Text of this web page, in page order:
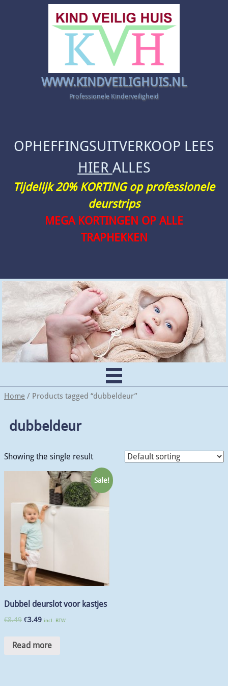
Home / Products tagged “dubbeldeur”
dubbeldeur
Showing the single result
Sale!
Dubbel deurslot voor kastjes
€8.49 €3.49 incl. BTW
Read more
WWW.KINDVEILIGHUIS.NL
Professionele Kinderveiligheid
OPHEFFINGSUITVERKOOP LEES
HIER ALLES
Tijdelijk 20% KORTING op professionele
deurstrips
MEGA KORTINGEN OP ALLE
TRAPHEKKEN